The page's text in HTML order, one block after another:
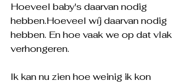
Hoeveel baby's daarvan nodig
hebben.Hoeveel wíj daarvan nodig
hebben. En hoe vaak we op dat vlak
verhongeren.
Ik kan nu zien hoe weinig ik kon